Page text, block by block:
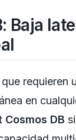
Baja
requieren
en
DB